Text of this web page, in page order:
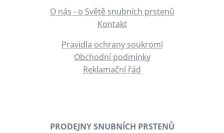
O nás - o Světě snubních prstenů
Kontakt
Pravidla ochrany soukromí
Obchodní podmínky
Reklamační řád
PRODEJNY SNUBNÍCH PRSTENŮ